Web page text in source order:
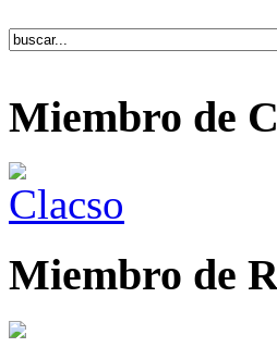
Miembro de
Miembro de